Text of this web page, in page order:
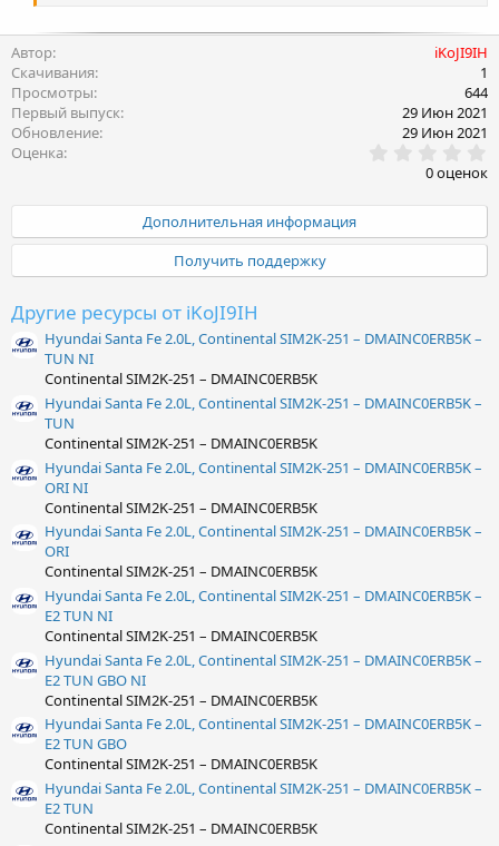
Автор
iKoJI9IH
Скачивания
1
Просмотры
644
Первый выпуск
29 Июн 2021
Обновление
29 Июн 2021
Оценка
.
0
0
в
ё
0 оценок
Дополнительная информация
Получить поддержку
Другие ресурсы от iKoJI9IH
Hyundai Santa Fe 2.0L, Continental SIM2K-251 – DMAINC0ERB5K –
TUN NI
Continental SIM2K-251 – DMAINC0ERB5K
Hyundai Santa Fe 2.0L, Continental SIM2K-251 – DMAINC0ERB5K –
TUN
Continental SIM2K-251 – DMAINC0ERB5K
Hyundai Santa Fe 2.0L, Continental SIM2K-251 – DMAINC0ERB5K –
ORI NI
Continental SIM2K-251 – DMAINC0ERB5K
Hyundai Santa Fe 2.0L, Continental SIM2K-251 – DMAINC0ERB5K –
ORI
Continental SIM2K-251 – DMAINC0ERB5K
Hyundai Santa Fe 2.0L, Continental SIM2K-251 – DMAINC0ERB5K –
E2 TUN NI
Continental SIM2K-251 – DMAINC0ERB5K
Hyundai Santa Fe 2.0L, Continental SIM2K-251 – DMAINC0ERB5K –
E2 TUN GBO NI
Continental SIM2K-251 – DMAINC0ERB5K
Hyundai Santa Fe 2.0L, Continental SIM2K-251 – DMAINC0ERB5K –
E2 TUN GBO
Continental SIM2K-251 – DMAINC0ERB5K
Hyundai Santa Fe 2.0L, Continental SIM2K-251 – DMAINC0ERB5K –
E2 TUN
Continental SIM2K-251 – DMAINC0ERB5K